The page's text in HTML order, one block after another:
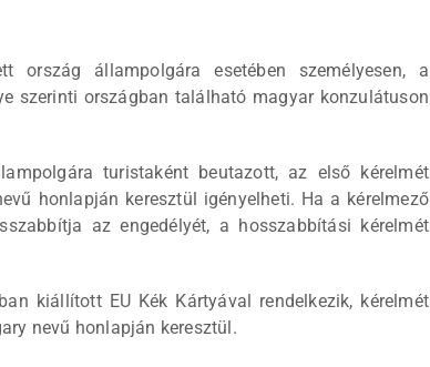
ország állampolgára esetében személyesen, a
szerinti országban található magyar konzulátuson
turistaként beutazott, az első kérelmét
honlapján keresztül igényelheti. Ha a kérelmező
az engedélyét, a hosszabbítási kérelmét
kiállított EU Kék Kártyával rendelkezik, kérelmét
nevű honlapján keresztül.